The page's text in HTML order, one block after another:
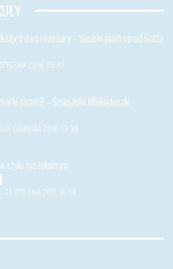
o dwa rozmiary – double push up od Gatty
STYCZNIA 2016, 08:43
nimm2 – Śmiejżelki Mlekoduszki
09 MAJAA 2016, 13:38
stylu rustykalnym
05 STYCZNIA 2017, 16:26